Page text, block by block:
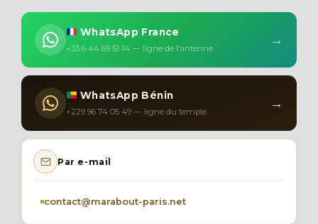
WhatsApp France
+33 6 44 69 51 14 — ligne de l'antenne
→
WhatsApp Bénin
+229 96 74 05 49 — ligne du temple
→
Par e-mail
contact@marabout-paris.net